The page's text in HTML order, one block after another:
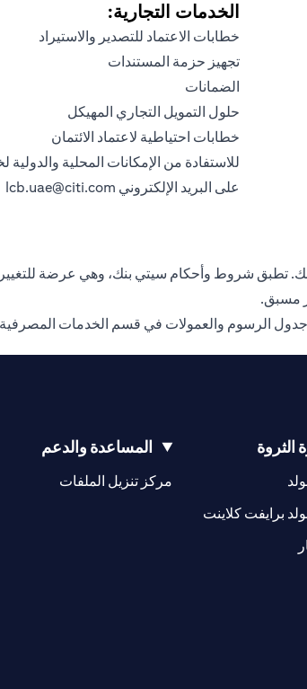
الخدمات التجارية:
خطابات الاعتماد للتصدير والاستيراد
تجهيز حزمة المستندات
الضمانات
حلول التمويل التجاري المهيكل
خطابات احتياطية لاعتماد الائتمان
على البريد الإلكتروني lcb.uae@citi.com
تطبق شروط وأحكام سيتي بنك، وهي عرضة
مسبق.
جدول الرسوم والعمولات في قسم الخدمات
الثروة
برايفت كلاينت
المساعدة والدعم
مركز تنزيل الملفات